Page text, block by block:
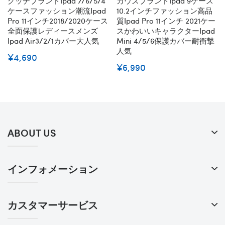
ケースファッション潮流ipad
Pro 11インチ2018/2020ケース
全面保護レディースメンズ
Ipad Air3/2/1カバー大人気
¥4,690
10.2インチファッション高品
質ipad Pro 11インチ 2021ケー
スかわいいキャラクターipad
Mini 4/5/6保護カバー耐衝撃
人気
¥6,990
ABOUT US
インフォメーション
カスタマーサービス